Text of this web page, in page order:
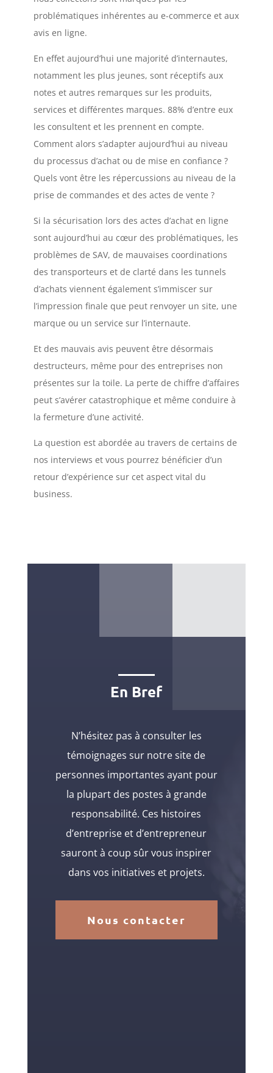
problématiques inhérentes au e-commerce et aux
avis en ligne.
En effet aujourd’hui une majorité d’internautes,
notamment les plus jeunes, sont réceptifs aux
notes et autres remarques sur les produits,
services et différentes marques. 88% d’entre eux
les consultent et les prennent en compte.
Comment alors s’adapter aujourd’hui au niveau
du processus d’achat ou de mise en confiance ?
Quels vont être les répercussions au niveau de la
prise de commandes et des actes de vente ?
Si la sécurisation lors des actes d’achat en ligne
sont aujourd’hui au cœur des problématiques, les
problèmes de SAV, de mauvaises coordinations
des transporteurs et de clarté dans les tunnels
d’achats viennent également s’immiscer sur
l’impression finale que peut renvoyer un site, une
marque ou un service sur l’internaute.
Et des mauvais avis peuvent être désormais
destructeurs, même pour des entreprises non
présentes sur la toile. La perte de chiffre d’affaires
peut s’avérer catastrophique et même conduire à
la fermeture d’une activité.
La question est abordée au travers de certains de
nos interviews et vous pourrez bénéficier d’un
retour d’expérience sur cet aspect vital du
business.
En Bref
N’hésitez pas à consulter les
témoignages sur notre site de
personnes importantes ayant pour
la plupart des postes à grande
responsabilité. Ces histoires
d’entreprise et d’entrepreneur
sauront à coup sûr vous inspirer
dans vos initiatives et projets.
Nous contacter